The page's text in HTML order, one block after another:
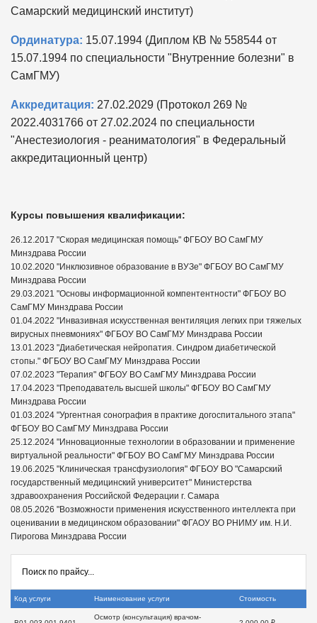
Самарский медицинский институт)
Ординатура: 15.07.1994 (Диплом КВ № 558544 от
15.07.1994 по специальности "Внутренние болезни" в
СамГМУ)
Аккредитация: 27.02.2029 (Протокол 269 №
2022.4031766 от 27.02.2024 по специальности
"Анестезиология - реаниматология" в Федеральный
аккредитационный центр)
Курсы повышения квалификации:
26.12.2017 "Скорая медицинская помощь" ФГБОУ ВО СамГМУ
Минздрава России
10.02.2020 "Инклюзивное образование в ВУЗе" ФГБОУ ВО СамГМУ
Минздрава России
29.03.2021 "Основы информационной компентентности" ФГБОУ ВО
СамГМУ Минздрава России
01.04.2022 "Инвазивная искусственная вентиляция легких при тяжелых
вирусных пневмониях" ФГБОУ ВО СамГМУ Минздрава России
13.01.2023 "Диабетическая нейропатия. Синдром диабетической
стопы." ФГБОУ ВО СамГМУ Минздрава России
07.02.2023 "Терапия" ФГБОУ ВО СамГМУ Минздрава России
17.04.2023 "Преподаватель высшей школы" ФГБОУ ВО СамГМУ
Минздрава России
01.03.2024 "Ургентная сонография в практике догоспитального этапа"
ФГБОУ ВО СамГМУ Минздрава России
25.12.2024 "Инновационные технологии в образовании и применение
виртуальной реальности" ФГБОУ ВО СамГМУ Минздрава России
19.06.2025 "Клиническая трансфузиология" ФГБОУ ВО "Самарский
государственный медицинский университет" Министерства
здравоохранения Российской Федерации г. Самара
08.05.2026 "Возможности применения искусственного интеллекта при
оценивании в медицинском образовании" ФГАОУ ВО РНИМУ им. Н.И.
Пирогова Минздрава России
Код услуги Наименование услуги Стоимость
Осмотр (консультация) врачом-